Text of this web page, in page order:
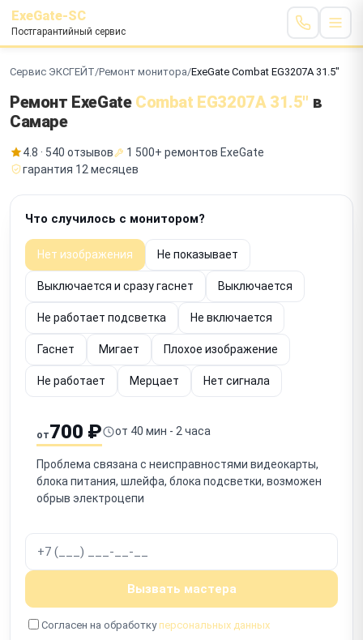
ExeGate-SC
Постгарантийный сервис
Сервис ЭКСГЕЙТ/Ремонт монитора/ExeGate Combat EG3207A 31.5"
Ремонт ExeGate Combat EG3207A 31.5" в
Самаре
4.8 · 540 отзывов
1 500+ ремонтов ExeGate
гарантия 12 месяцев
Что случилось с монитором?
Нет изображения Не показывает
Выключается и сразу гаснет Выключается
Не работает подсветка Не включается
Гаснет Мигает Плохое изображение
Не работает Мерцает Нет сигнала
от700 ₽ от 40 мин - 2 часа
Проблема связана с неисправностями видеокарты,
блока питания, шлейфа, блока подсветки, возможен
обрыв электроцепи
Вызвать мастера
Согласен на обработку персональных данных